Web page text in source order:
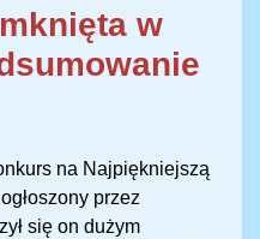
w
na Najpiękniejszą
przez
się on dużym